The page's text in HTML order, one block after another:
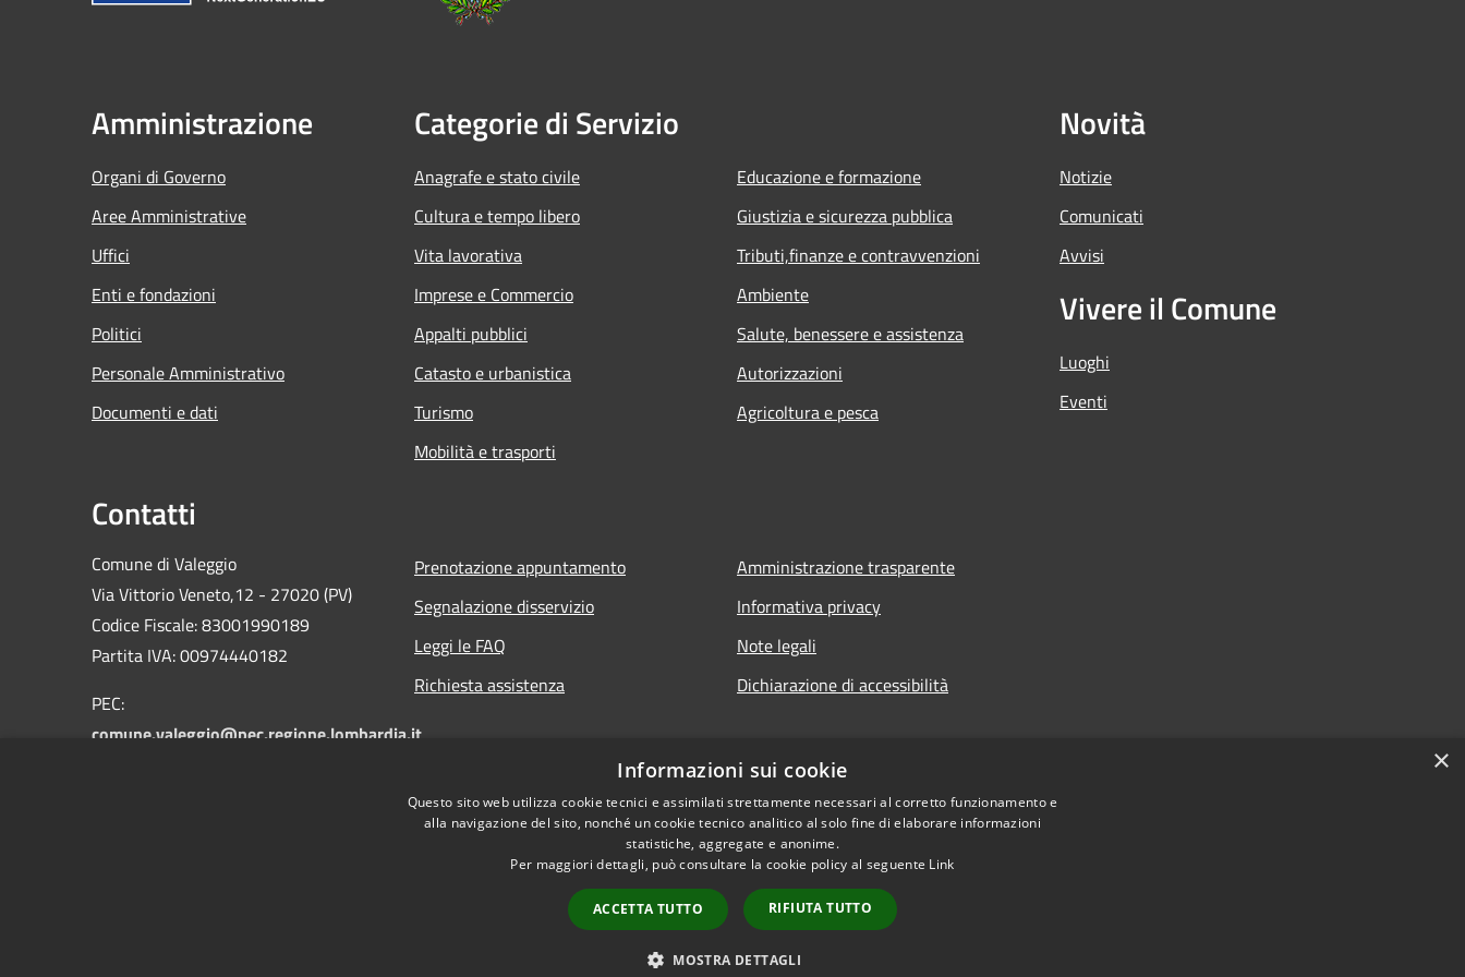
Amministrazione
Organi di Governo
Aree Amministrative
Uffici
Enti e fondazioni
Politici
Personale Amministrativo
Documenti e dati
Categorie di Servizio
Anagrafe e stato civile
Cultura e tempo libero
Vita lavorativa
Imprese e Commercio
Appalti pubblici
Catasto e urbanistica
Turismo
Mobilità e trasporti
Educazione e formazione
Giustizia e sicurezza pubblica
Tributi,finanze e contravvenzioni
Ambiente
Salute, benessere e assistenza
Autorizzazioni
Agricoltura e pesca
Novità
Notizie
Comunicati
Avvisi
Vivere il Comune
Luoghi
Eventi
Contatti
Comune di Valeggio
Via Vittorio Veneto,12 - 27020 (PV)
Codice Fiscale: 83001990189
Partita IVA: 00974440182
PEC:
comune.valeggio@pec.regione.lombardia.it
Prenotazione appuntamento
Segnalazione disservizio
Leggi le FAQ
Richiesta assistenza
Amministrazione trasparente
Informativa privacy
Note legali
Dichiarazione di accessibilità
Copyright © 2026 • Comune di Valeggio • Powered by
×
Informazioni sui cookie
Questo sito web utilizza cookie tecnici e assimilati strettamente necessari al corretto funzionamento e
alla navigazione del sito, nonché un cookie tecnico analitico al solo fine di elaborare informazioni
statistiche, aggregate e anonime.
Per maggiori dettagli, può consultare la cookie policy al seguente Link
ACCETTA TUTTO RIFIUTA TUTTO
MOSTRA DETTAGLI